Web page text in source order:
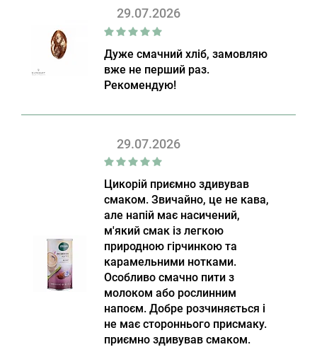
29.07.2026
Дуже смачний хліб, замовляю
вже не перший раз.
Рекомендую!
29.07.2026
Цикорій приємно здивував
смаком. Звичайно, це не кава,
але напій має насичений,
м'який смак із легкою
природною гірчинкою та
карамельними нотками.
Особливо смачно пити з
молоком або рослинним
напоєм. Добре розчиняється і
не має стороннього присмаку.
приємно здивував смаком.